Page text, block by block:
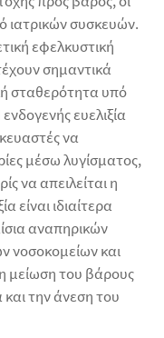
ιατρικών συσκευών.
εφελκυστική
σημαντικά
σταθερότητα υπό
ευελιξία
να
μέσω λυγίσματος,
να απειλείται η
είναι ιδιαίτερα
αναπηρικών
νοσοκομείων και
μείωση του βάρους
την άνεση του